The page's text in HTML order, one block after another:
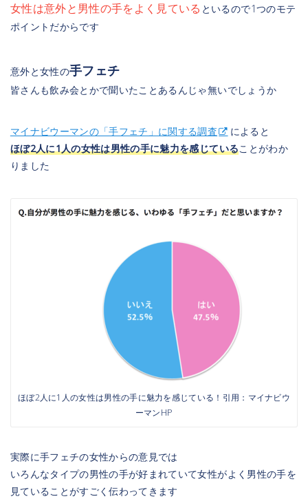
女性は意外と男性の手をよく見ている といるので1つのモテ
ポイントだからです
意外と女性の手フェチ
皆さんも飲み会とかで聞いたことあるんじゃ無いでしょうか
マイナビウーマンの「手フェチ」に関する調査
によると
ほぼ2人に1人の女性は男性の手に魅力を感じていることがわか
りました
ほぼ2人に1人の女性は男性の手に魅力を感じている！引用：マイナビウ
ーマンHP
実際に手フェチの女性からの意見では
いろんなタイプの男性の手が好まれていて女性がよく男性の手を
見ていることがすごく伝わってきます